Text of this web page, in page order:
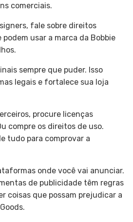
comerciais.
fale sobre direitos
usar a marca da Bobbie
sempre que puder. Isso
legais e fortalece sua loja
procure licenças
compre os direitos de uso.
tudo para comprovar a
onde você vai anunciar.
de publicidade têm regras
coisas que possam prejudicar a